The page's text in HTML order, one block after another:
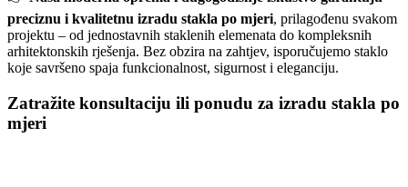
preciznu i kvalitetnu izradu stakla po mjeri, prilagođenu svakom
projektu – od jednostavnih staklenih elemenata do kompleksnih
arhitektonskih rješenja. Bez obzira na zahtjev, isporučujemo staklo
koje savršeno spaja funkcionalnost, sigurnost i eleganciju.
Zatražite konsultaciju ili ponudu za izradu stakla po
mjeri